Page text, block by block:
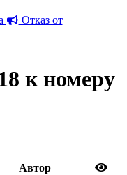
Отказ от
к номеру
Автор